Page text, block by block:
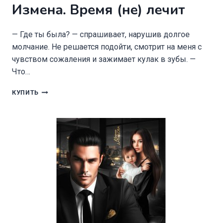
Измена. Время (не) лечит
— Где ты была? — спрашивает, нарушив долгое
молчание. Не решается подойти, смотрит на меня с
чувством сожаления и зажимает кулак в зубы. —
Что…
КУПИТЬ ИЗМЕНА.
ЛЕЧИТ